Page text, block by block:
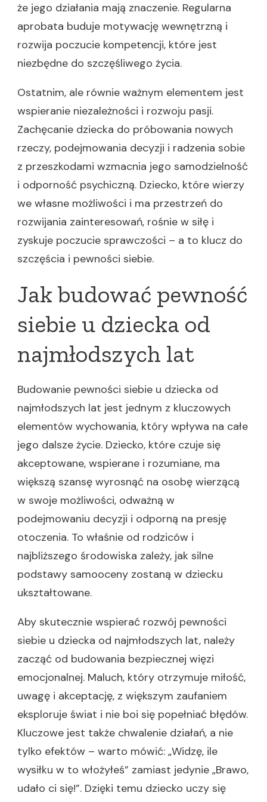
że jego działania mają znaczenie. Regularna
aprobata buduje motywację wewnętrzną i
rozwija poczucie kompetencji, które jest
niezbędne do szczęśliwego życia.
Ostatnim, ale równie ważnym elementem jest
wspieranie niezależności i rozwoju pasji.
Zachęcanie dziecka do próbowania nowych
rzeczy, podejmowania decyzji i radzenia sobie
z przeszkodami wzmacnia jego samodzielność
i odporność psychiczną. Dziecko, które wierzy
we własne możliwości i ma przestrzeń do
rozwijania zainteresowań, rośnie w siłę i
zyskuje poczucie sprawczości – a to klucz do
szczęścia i pewności siebie.
Jak budować pewność
siebie u dziecka od
najmłodszych lat
Budowanie pewności siebie u dziecka od
najmłodszych lat jest jednym z kluczowych
elementów wychowania, który wpływa na całe
jego dalsze życie. Dziecko, które czuje się
akceptowane, wspierane i rozumiane, ma
większą szansę wyrosnąć na osobę wierzącą
w swoje możliwości, odważną w
podejmowaniu decyzji i odporną na presję
otoczenia. To właśnie od rodziców i
najbliższego środowiska zależy, jak silne
podstawy samooceny zostaną w dziecku
ukształtowane.
Aby skutecznie wspierać rozwój pewności
siebie u dziecka od najmłodszych lat, należy
zacząć od budowania bezpiecznej więzi
emocjonalnej. Maluch, który otrzymuje miłość,
uwagę i akceptację, z większym zaufaniem
eksploruje świat i nie boi się popełniać błędów.
Kluczowe jest także chwalenie działań, a nie
tylko efektów – warto mówić: „Widzę, ile
wysiłku w to włożyłeś” zamiast jedynie „Brawo,
udało ci się!”. Dzięki temu dziecko uczy się